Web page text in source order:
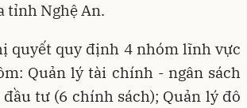
tỉnh Nghệ An.
quyết quy định 4 nhóm lĩnh vực
Quản lý tài chính - ngân sách
tư (6 chính sách); Quản lý đô